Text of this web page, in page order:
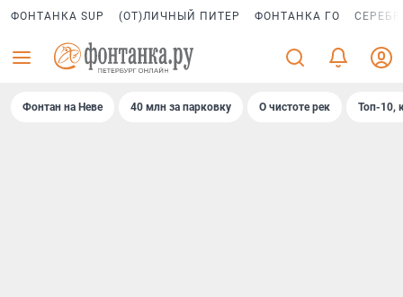
ФОНТАНКА SUP (ОТ)ЛИЧНЫЙ ПИТЕР ФОНТАНКА ГО
Фонтан на Неве 40 млн за парковку О чистоте рек Топ-10,